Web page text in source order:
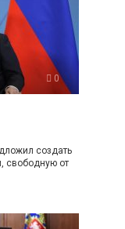
0
создать
свободную от